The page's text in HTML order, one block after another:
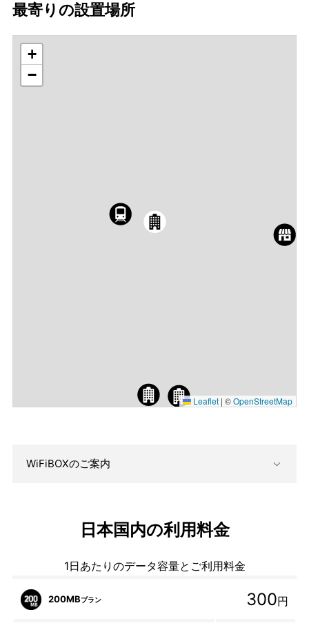
最寄りの設置場所
+
−
Leaflet | ©OpenStreetMap
WiFiBOXのご案内
日本国内の利用料金
1日あたりのデータ容量とご利用料金
200MBプラン 300円